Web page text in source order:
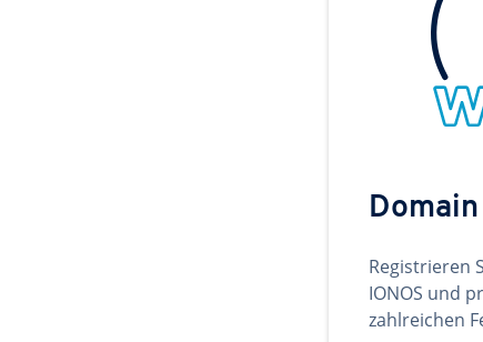
Domain
Registrieren
IONOS und
zahlreichen